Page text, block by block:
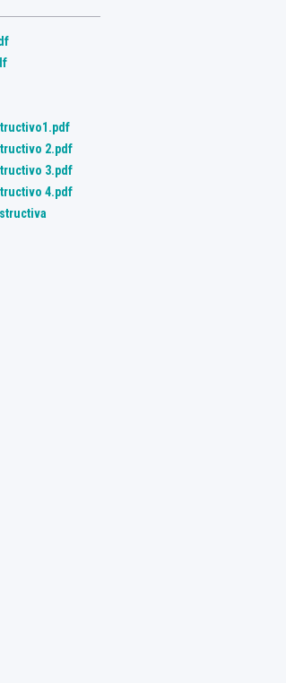
2.pdf
3.pdf
4.pdf